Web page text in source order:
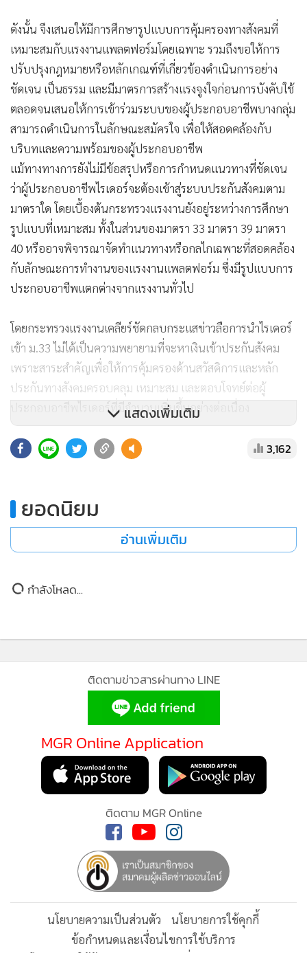
ดังนั้น จึงเสนอให้มีการศึกษารูปแบบการคุ้มครองทางสังคมที่
เหมาะสมกับแรงงานแพลตฟอร์มโดยเฉพาะ รวมถึงขอให้การ
ปรับปรุงกฎหมายหรือหลักเกณฑ์ที่เกี่ยวข้องดำเนินการอย่าง
ชัดเจน เป็นธรรม และมีมาตรการสร้างแรงจูงใจก่อนการบังคับใช้
ตลอดจนเสนอให้การเข้าร่วมระบบของผู้ประกอบอาชีพบางกลุ่ม
สามารถดำเนินการในลักษณะสมัครใจ เพื่อให้สอดคล้องกับ
บริบทและความพร้อมของผู้ประกอบอาชีพ
แม้ทางทางการยังไม่มีข้อสรุปหรือการกำหนดแนวทางที่ชัดเจน
ว่าผู้ประกอบอาชีพไรเดอร์จะต้องเข้าสู่ระบบประกันสังคมตาม
มาตราใด โดยเบื้องต้นกระทรวงแรงงานยังอยู่ระหว่างการศึกษา
รูปแบบที่เหมาะสม ทั้งในส่วนของมาตรา 33 มาตรา 39 มาตรา
40 หรืออาจพิจารณาจัดทำแนวทางหรือกลไกเฉพาะที่สอดคล้อง
กับลักษณะการทำงานของแรงงานแพลตฟอร์ม ซึ่งมีรูปแบบการ
ประกอบอาชีพแตกต่างจากแรงงานทั่วไป
โดยกระทรวงแรงงานเคลียร์ชัดกลบกระแสข่าวลือการนำไรเดอร์
เข้า ม.33 ไม่ได้เป็นความพยายามที่จะหาเงินเข้าประกันสังคม
เพราะสาระสำคัญเพื่อให้การคุ้มครองด้านสวัสดิการและหลัก
ประกันทางสังคมครอบคลุม เหมาะสม และตอบโจทย์ต่อผู้
ประกอบอาชีพไรเดอร์ที่มีจำนวนเพิ่มขึ้นอย่างต่อเนื่อง
นายจุลพันธ์ อมรวิวัฒน์ รัฐมนตรีว่าการกระทรวงแรงงาน ระบุ
อย่างรอบด้านอีกครั้ง รวมถึงแนวทางและหลักเกณฑ์การกำหนด
ค่าตอบแทนต่อรอบที่เคยมีการหารือในอดีต ซึ่งจำเป็นต้อง
ทบทวนและปรับให้สอดคล้องกับสภาพเศรษฐกิจ และต้นทุนการ
อร์ เพื่อกำหนดแนวทางที่เหมาะสม เป็นธรรม และสอดคล้องกับ
สถานการณ์ที่เปลี่ยนแปลงไป ทั้งนี้ จะมีการตั้งคณะทำงานจาก
ทุกฝ่ายมาหารือกำหนดแนวทางที่เหมาะสมและเป็นธรรมต่อทุก
ที่ผ่านมา รัฐบาลเล็งเห็นถึงความเดือดร้อนของกลุ่มไรเดอร์ส่ง
อาหารและพัสดุ ที่ต้องเผชิญความเสี่ยงอยู่บนท้องถนนทุกวัน แต่
ไม่ได้รับการคุ้มครองตามกฎหมายแรงงานและสวัสดิการขั้นพื้น
เดอร์จำนวนมากมีสถานะเป็นเพียงผู้รับจ้างอิสระ ที่จะขาดการ
คุ้มครองตามกฎหมายแรงงาน และไม่สามารถเข้าถึงสิทธิ
ประโยชน์ที่พึงได้เมื่อเกิดอุบัติเหตุหรือเจ็บป่วยจากการทำงาน
โดยกระทรวงแรงงานได้ตั้งคณะทำงานเฉพาะกิจเพื่อแก้ปัญหา
แสดงเพิ่มเติม
3,162
ยอดนิยม
อ่านเพิ่มเติม
กำลังโหลด...
ติดตามข่าวสารผ่านทาง LINE
MGR Online Application
ติดตาม MGR Online
นโยบายความเป็นส่วนตัว
นโยบายการใช้คุกกี้
ข้อกำหนดและเงื่อนไขการใช้บริการ